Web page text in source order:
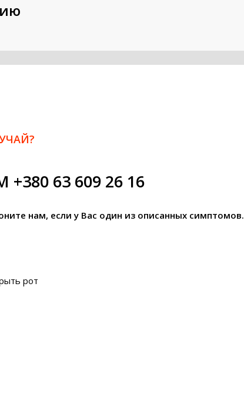
63 609 26 16
нам, если у Вас один из описанных симптомов.
рот